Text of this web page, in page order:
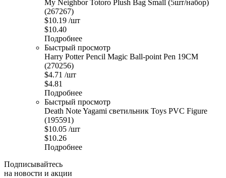
My Neighbor Totoro Plush Bag Small (5шт/набор)
(267267)
$10.19 /шт
$10.40
Подробнее
Быстрый просмотр
Harry Potter Pencil Magic Ball-point Pen 19CM
(270256)
$4.71 /шт
$4.81
Подробнее
Быстрый просмотр
Death Note Yagami светильник Toys PVC Figure
(195591)
$10.05 /шт
$10.26
Подробнее
Подписывайтесь
на новости и акции